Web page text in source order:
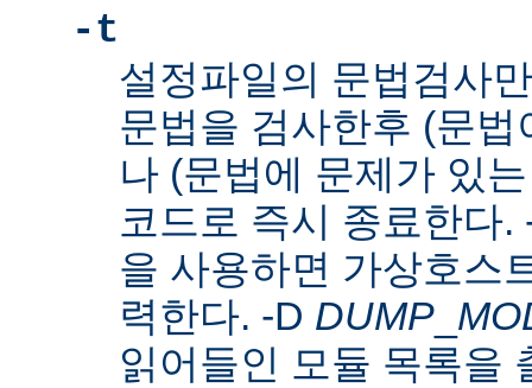
-t
설정파일의 문법검사
문법을 검사한후 (문
나 (문법에 문제가 있
코드로 즉시 종료한다
을 사용하면 가상호스
력한다. -D DUMP
읽어들인 모듈 목록을